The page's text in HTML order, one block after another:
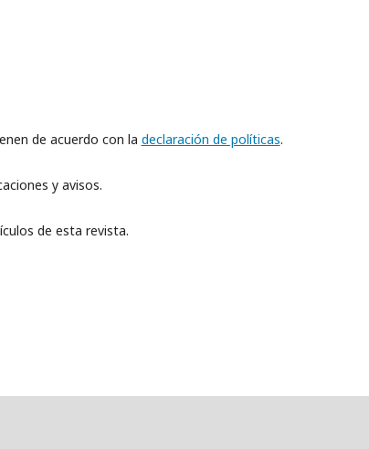
de acuerdo con la declaración de políticas.
y avisos.
de esta revista.